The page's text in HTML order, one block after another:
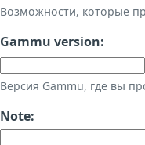
Возможности, которые
Gammu version:
Версия Gammu, где вы
Note: